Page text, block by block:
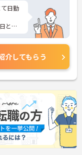
日勤
と独
らに
ださ
介してもらう